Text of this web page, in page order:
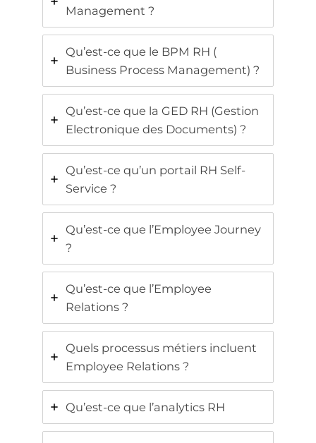
Management ?
Qu’est-ce que le BPM RH (
Business Process Management) ?
Qu’est-ce que la GED RH (Gestion
Electronique des Documents) ?
Qu’est-ce qu’un portail RH Self-
Service ?
Qu’est-ce que l’Employee Journey
?
Qu’est-ce que l’Employee
Relations ?
Quels processus métiers incluent
Employee Relations ?
Qu’est-ce que l’analytics RH